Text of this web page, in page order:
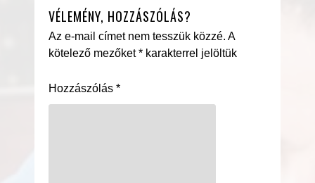
VÉLEMÉNY, HOZZÁSZÓLÁS?
Az e-mail címet nem tesszük közzé. A
kötelező mezőket* karakterrel jelöltük
Hozzászólás *